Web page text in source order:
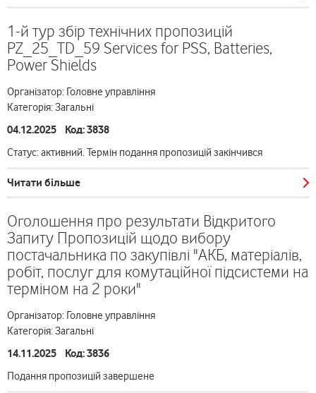
1-й тур збір технічних пропозицій
PZ_25_TD_59 Services for PSS, Batteries,
Power Shields
Організатор: Головне управління
Категорія: Загальні
04.12.2025 Код: 3838
Статус: активний. Термін подання пропозицій закінчився
Читати більше
Оголошення про результати Відкритого
Запиту Пропозицій щодо вибору
постачальника по закупівлі "АКБ, матеріалів,
робіт, послуг для комутаційної підсистеми на
терміном на 2 роки"
Організатор: Головне управління
Категорія: Загальні
14.11.2025 Код: 3836
Подання пропозицій завершене